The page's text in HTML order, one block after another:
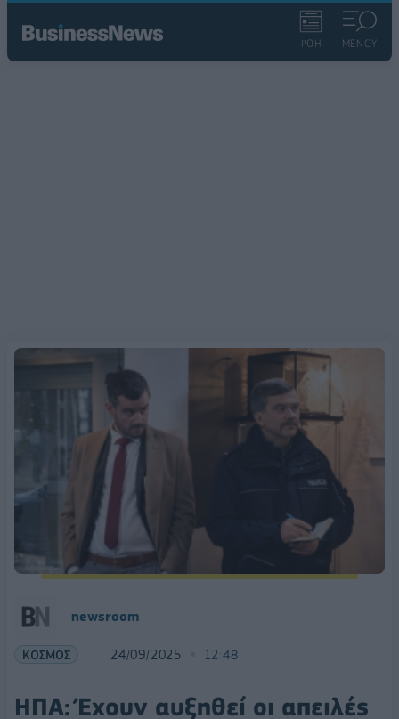
ΡΟΗ ΜΕΝΟΥ
newsroom
ΚΟΣΜΟΣ 24/09/2025 12:48
ΗΠΑ: Έχουν αυξηθεί οι απειλές